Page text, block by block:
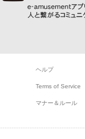
ヘルプ
Terms of Service
マナー＆ルール